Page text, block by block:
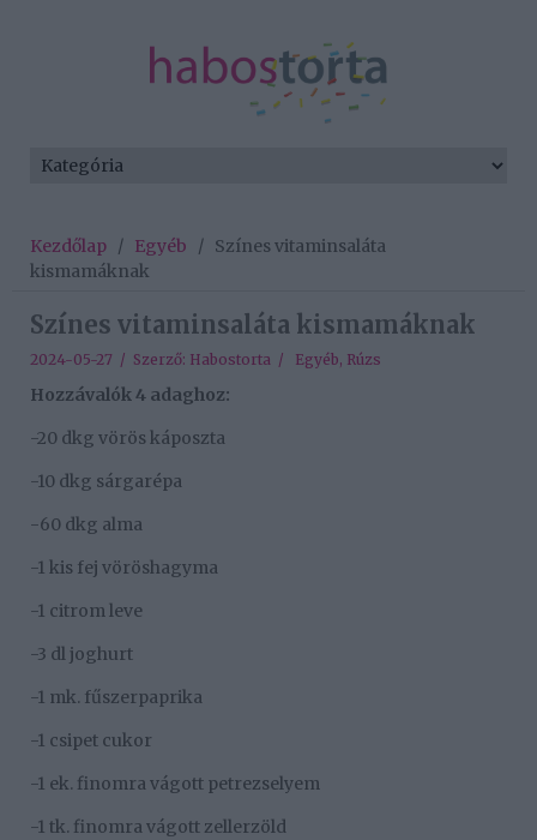
Kezdőlap / Egyéb / Színes vitaminsaláta
kismamáknak
Színes vitaminsaláta kismamáknak
2024-05-27 / Szerző: Habostorta / Egyéb, Rúzs
Hozzávalók 4 adaghoz:
-20 dkg vörös káposzta
-10 dkg sárgarépa
-60 dkg alma
-1 kis fej vöröshagyma
-1 citrom leve
-3 dl joghurt
-1 mk. fűszerpaprika
-1 csipet cukor
-1 ek. finomra vágott petrezselyem
-1 tk. finomra vágott zellerzöld